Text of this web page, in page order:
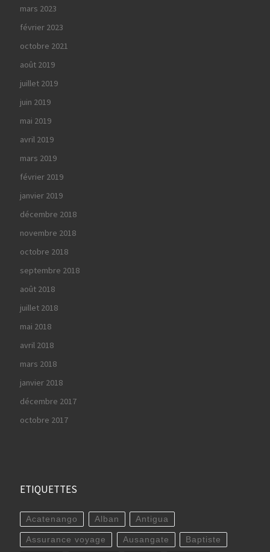
mars 2023
février 2023
octobre 2021
août 2019
juillet 2019
juin 2019
mai 2019
avril 2019
mars 2019
février 2019
janvier 2019
décembre 2018
novembre 2018
octobre 2018
septembre 2018
août 2018
juillet 2018
mai 2018
avril 2018
mars 2018
janvier 2018
décembre 2017
octobre 2017
ETIQUETTES
Acatenango Alban Antigua
Assurance voyage Ausangate Baptiste